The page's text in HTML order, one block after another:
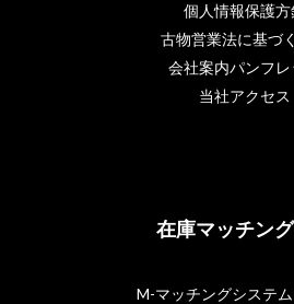
個人情報保護方
古物営業法に基づ
会社案内パンフレ
当社アクセス
在庫マッチン
M-マッチングシステ